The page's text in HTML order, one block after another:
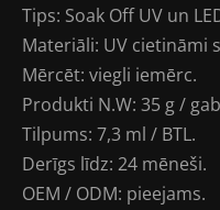
Tips: Soak Off UV un
Materiāli: UV cietināmi
Mērcēt: viegli iemērc.
Produkti N.W: 35 g /
Tilpums: 7,3 ml / BTL.
Derīgs līdz: 24 mēneši.
OEM / ODM: pieejams.